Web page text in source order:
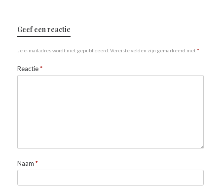
Geef een reactie
Je e-mailadres wordt niet gepubliceerd. Vereiste velden zijn gemarkeerd met *
Reactie*
Naam *